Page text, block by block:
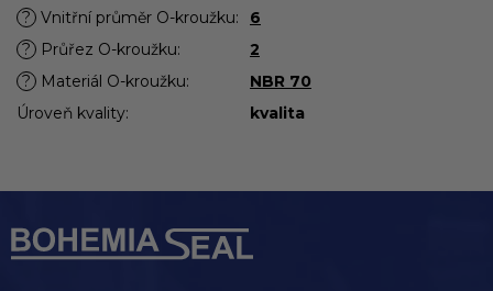
? Vnitřní průměr O-kroužku:
6
?
Průřez O-kroužku:
2
?
Materiál O-kroužku:
NBR 70
Úroveň kvality: kvalita
p